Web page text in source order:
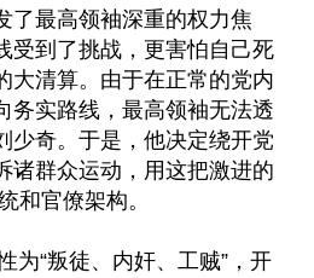
了最高领袖深重的权力焦
受到了挑战，更害怕自己死
大清算。由于在正常的党内
务实路线，最高领袖无法透
少奇。于是，他决定绕开党
诸群众运动，用这把激进的
和官僚架构。
为“叛徒、内奸、工贼”，开